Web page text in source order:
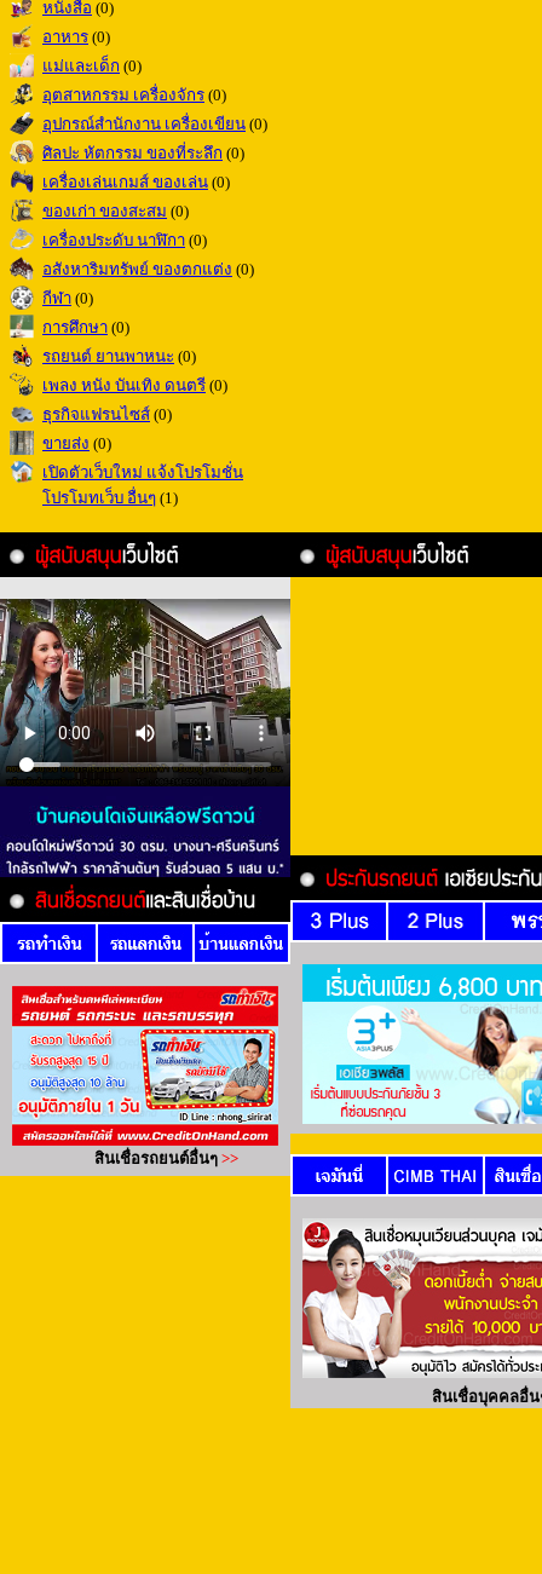
หนังสือ (0)
อาหาร (0)
แม่และเด็ก (0)
อุตสาหกรรม เครื่องจักร (0)
อุปกรณ์สำนักงาน เครื่องเขียน (0)
ศิลปะ หัตกรรม ของที่ระลึก (0)
เครื่องเล่นเกมส์ ของเล่น (0)
ของเก่า ของสะสม (0)
เครื่องประดับ นาฬิกา (0)
อสังหาริมทรัพย์ ของตกแต่ง (0)
กีฬา (0)
การศึกษา (0)
รถยนต์ ยานพาหนะ (0)
เพลง หนัง บันเทิง ดนตรี (0)
ธุรกิจแฟรนไซส์ (0)
ขายส่ง (0)
เปิดตัวเว็บใหม่ แจ้งโปรโมชั่น
โปรโมทเว็บ อื่นๆ (1)